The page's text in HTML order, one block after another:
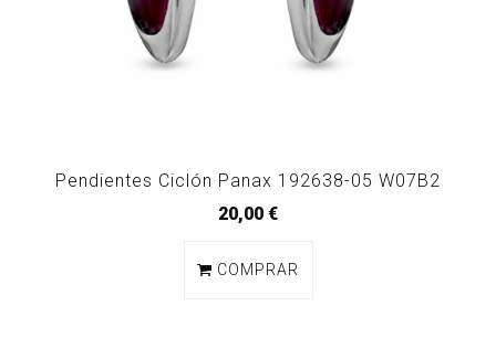
Pendientes Ciclón Panax 192638-05 W07B2
20,00 €
COMPRAR